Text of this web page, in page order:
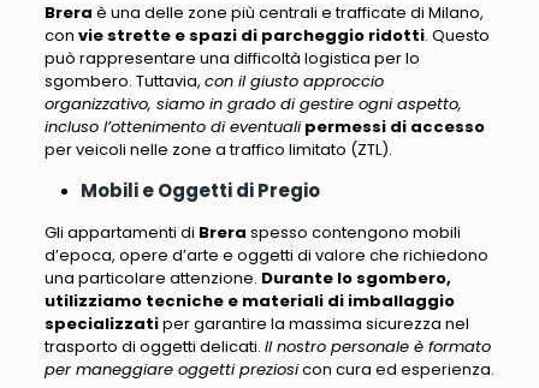
Brera è una delle zone più centrali e trafficate di Milano,
con vie strette e spazi di parcheggio ridotti. Questo
può rappresentare una difficoltà logistica per lo
sgombero. Tuttavia, con il giusto approccio
organizzativo, siamo in grado di gestire ogni aspetto,
incluso l’ottenimento di eventuali permessi di accesso
per veicoli nelle zone a traffico limitato (ZTL).
Mobili e Oggetti di Pregio
Gli appartamenti di Brera spesso contengono mobili
d’epoca, opere d’arte e oggetti di valore che richiedono
una particolare attenzione. Durante lo sgombero,
utilizziamo tecniche e materiali di imballaggio
specializzatiper garantire la massima sicurezza nel
trasporto di oggetti delicati. Il nostro personale è formato
per maneggiare oggetti preziosicon cura ed esperienza.